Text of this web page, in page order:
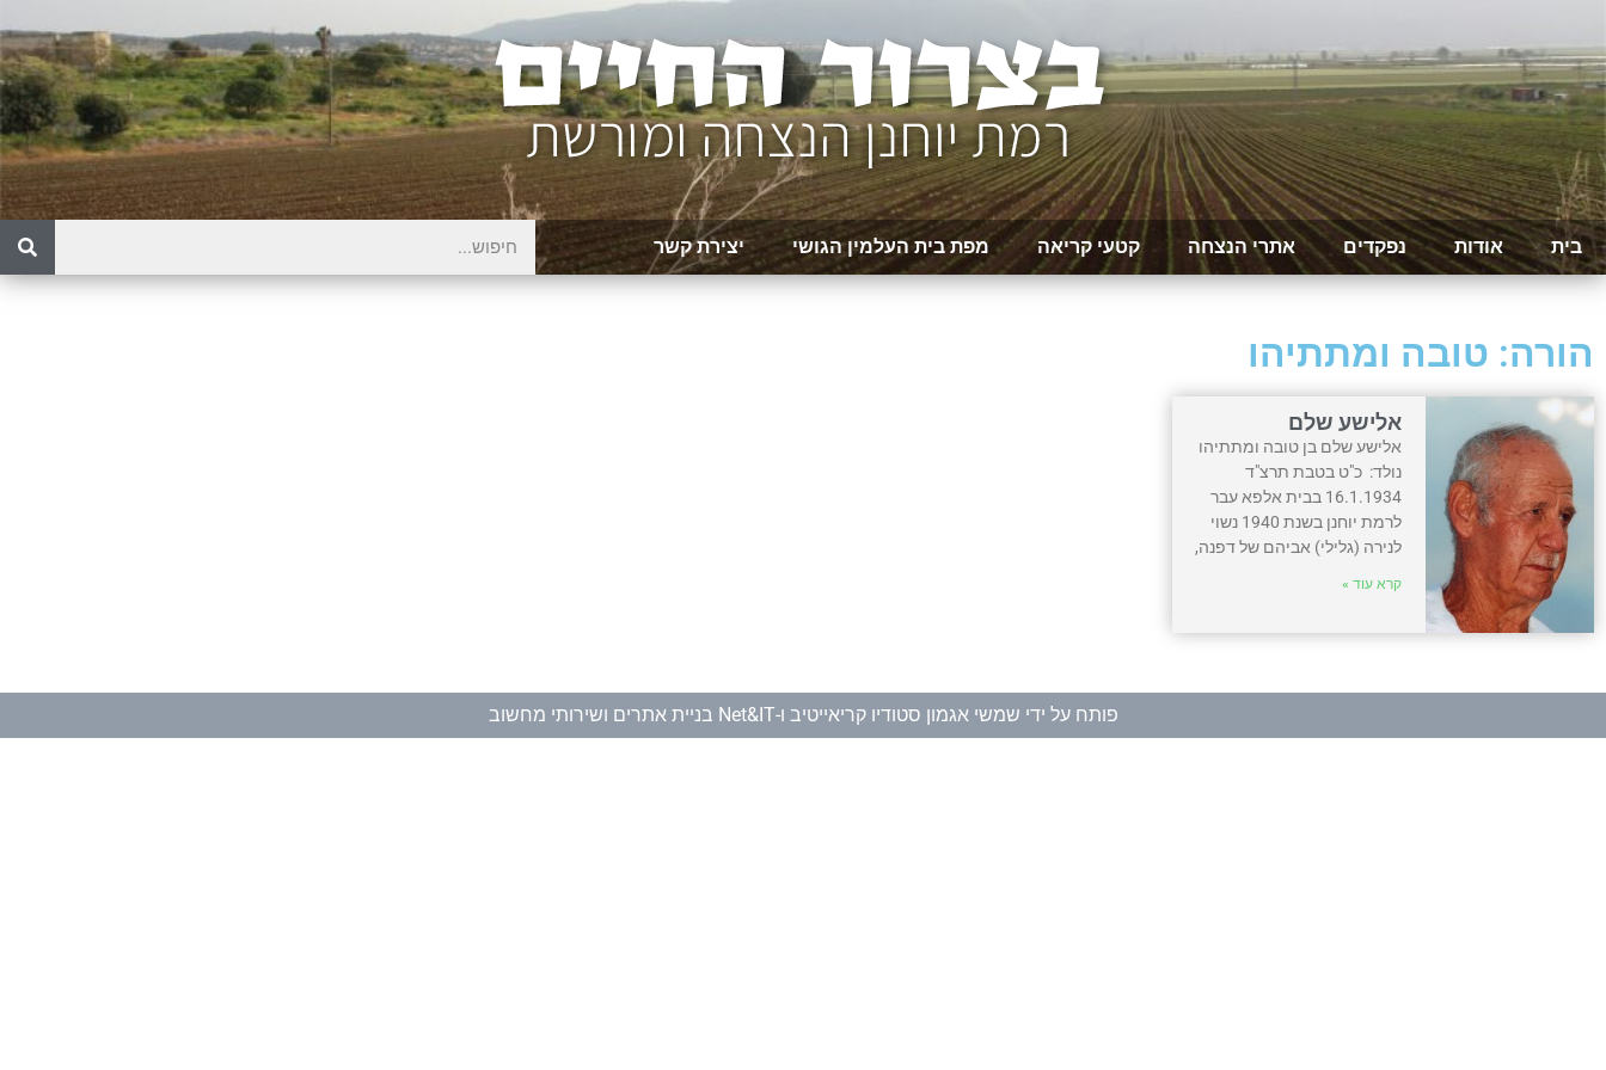
בית אודות נפקדים אתרי הנצחה קטעי קריאה מפת בית העלמין הגושי יצירת קשר
הורה: טובה ומתתיהו
אלישע שלם
אלישע שלם בן טובה ומתתיהו
נולד: כ"ט בטבת תרצ"ד
16.1.1934 בבית אלפא עבר
לרמת יוחנן בשנת 1940 נשוי
לנירה (גלילי) אביהם של דפנה,
קרא עוד »
פותח על ידי שמשי אגמון סטודיו קריאייטיב ו-Net&IT בניית אתרים ושירותי מחשוב